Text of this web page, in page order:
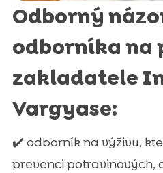
Odborný
odborníka na
zakladatele
Vargyase:
✔️ odborník na výživu,
prevenci potravinových,